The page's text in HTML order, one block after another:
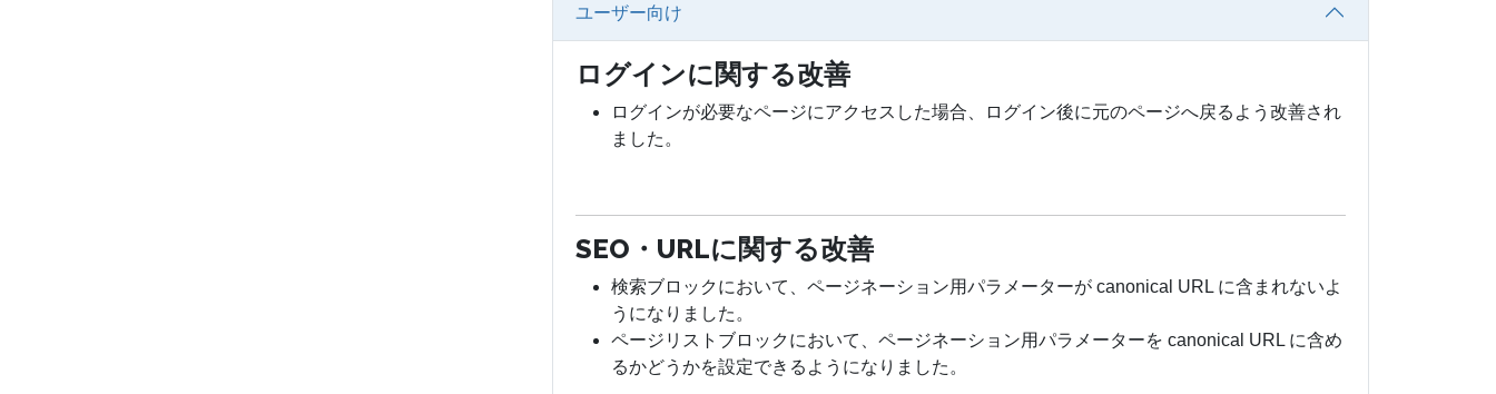
ユーザー向け
ログインに関する改善
ログインが必要なページにアクセスした場合、ログイン後に元のページへ戻るよう改善され
ました。
SEO・URLに関する改善
検索ブロックにおいて、ページネーション用パラメーターが canonical URL に含まれないよ
うになりました。
ページリストブロックにおいて、ページネーション用パラメーターを canonical URL に含め
るかどうかを設定できるようになりました。